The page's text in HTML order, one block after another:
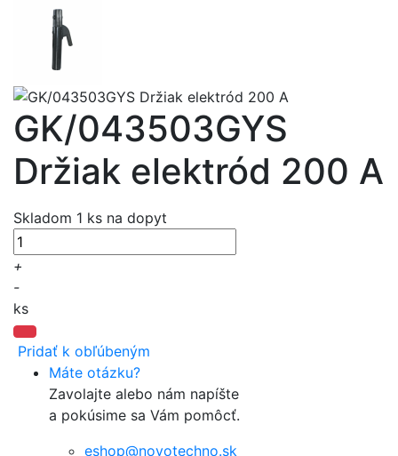
GK/043503GYS
Držiak elektród 200 A
Skladom 1 ks na dopyt
+
-
ks
Pridať k obľúbeným
Máte otázku?
Zavolajte alebo nám napíšte
a pokúsime sa Vám pomôcť.
eshop@novotechno.sk